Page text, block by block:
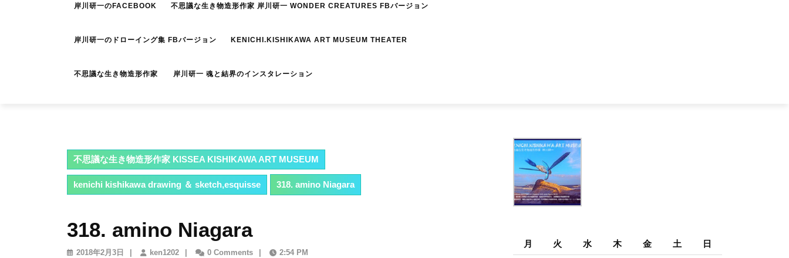
岸川研一のFACEBOOK 不思議な生き物造形作家 岸川研一 WONDER CREATURES FBバージョン
岸川研一のドローイング集 FBバージョン KENICHI.KISHIKAWA ART MUSEUM THEATER
不思議な生き物造形作家 岸川研一 魂と結界のインスタレーション
不思議な生き物造形作家 KISSEA KISHIKAWA ART MUSEUM
kenichi kishikawa drawing ＆ sketch,esquisse 318. amino Niagara
318. amino Niagara
2018年2月3日
2018
ken1202ken12020 Comments 2:54 PM
月 火 水 木 金 土 日